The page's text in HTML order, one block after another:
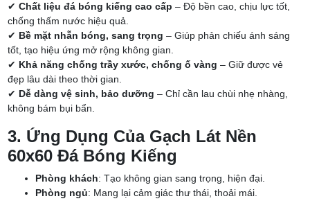
✔Chất liệu đá bóng kiếng cao cấp – Độ bền cao, chịu lực tốt,
chống thấm nước hiệu quả.
✔ Bề mặt nhẵn bóng, sang trọng – Giúp phản chiếu ánh sáng
tốt, tạo hiệu ứng mở rộng không gian.
✔ Khả năng chống trầy xước, chống ố vàng – Giữ được vẻ
đẹp lâu dài theo thời gian.
✔ Dễ dàng vệ sinh, bảo dưỡng – Chỉ cần lau chùi nhẹ nhàng,
không bám bụi bẩn.
3. Ứng Dụng Của Gạch Lát Nền
60x60 Đá Bóng Kiếng
Phòng khách: Tạo không gian sang trọng, hiện đại.
Phòng ngủ: Mang lại cảm giác thư thái, thoải mái.